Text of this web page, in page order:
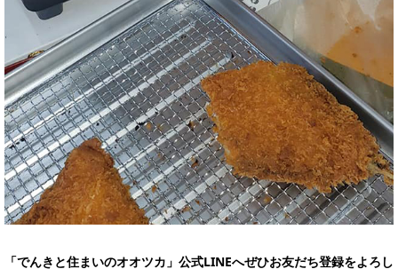
「でんきと住まいのオオツカ」公式LINEへぜひお友だち登録をよろし